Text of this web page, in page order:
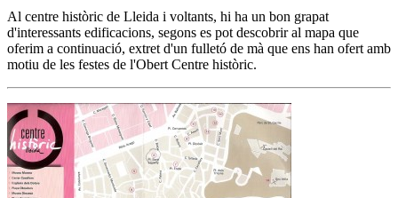
Al centre històric de Lleida i voltants, hi ha un bon grapat
d'interessants edificacions, segons es pot descobrir al mapa que
oferim a continuació, extret d'un fulletó de mà que ens han ofert amb
motiu de les festes de l'Obert Centre històric.